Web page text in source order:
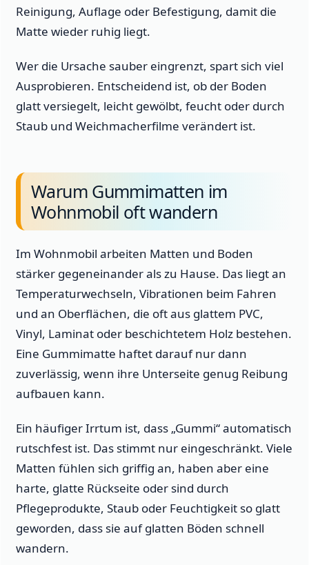
Reinigung, Auflage oder Befestigung, damit die
Matte wieder ruhig liegt.
Wer die Ursache sauber eingrenzt, spart sich viel
Ausprobieren. Entscheidend ist, ob der Boden
glatt versiegelt, leicht gewölbt, feucht oder durch
Staub und Weichmacherfilme verändert ist.
Warum Gummimatten im
Wohnmobil oft wandern
Im Wohnmobil arbeiten Matten und Boden
stärker gegeneinander als zu Hause. Das liegt an
Temperaturwechseln, Vibrationen beim Fahren
und an Oberflächen, die oft aus glattem PVC,
Vinyl, Laminat oder beschichtetem Holz bestehen.
Eine Gummimatte haftet darauf nur dann
zuverlässig, wenn ihre Unterseite genug Reibung
aufbauen kann.
Ein häufiger Irrtum ist, dass „Gummi“ automatisch
rutschfest ist. Das stimmt nur eingeschränkt. Viele
Matten fühlen sich griffig an, haben aber eine
harte, glatte Rückseite oder sind durch
Pflegeprodukte, Staub oder Feuchtigkeit so glatt
geworden, dass sie auf glatten Böden schnell
wandern.